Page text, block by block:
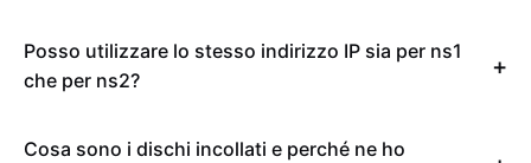
Posso utilizzare lo stesso indirizzo IP sia per ns1
che per ns2?
Cosa sono i dischi incollati e perché ne ho